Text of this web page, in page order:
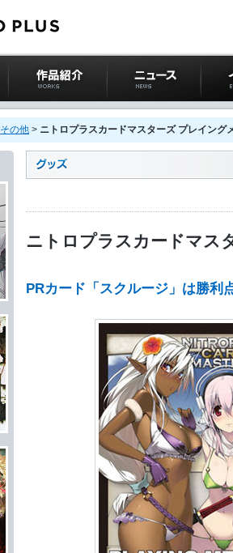
作品紹介 ニュース イベ
その他 > ニトロプラスカードマスターズ プレイング
ニトロプラスカードマス
PRカード「スクルージ」は勝利